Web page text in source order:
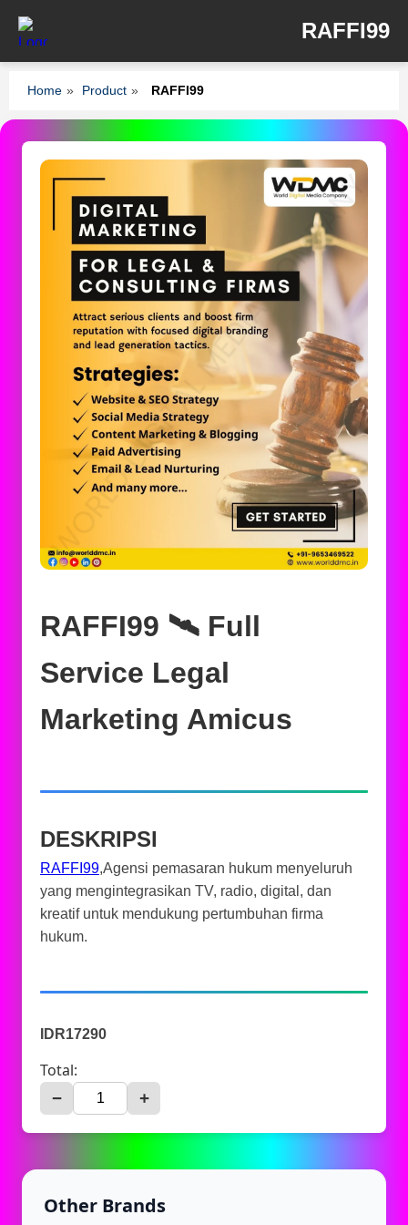
RAFFI99
Home » Product » RAFFI99
RAFFI99 🛰️‍ Full
Service Legal
Marketing Amicus
DESKRIPSI
RAFFI99,Agensi pemasaran hukum menyeluruh
yang mengintegrasikan TV, radio, digital, dan
kreatif untuk mendukung pertumbuhan firma
hukum.
IDR17290
Total:
− +
Other Brands